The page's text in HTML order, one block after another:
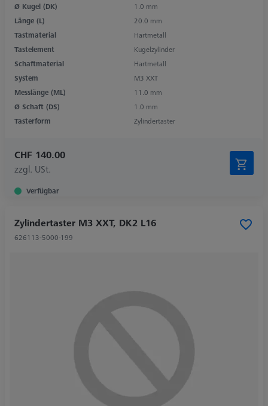
Ø Kugel (DK)
1.0 mm
Länge (L)
20.0 mm
Tastmaterial
Hartmetall
Tastelement
Kugelzylinder
Schaftmaterial
Hartmetall
System
M3 XXT
Messlänge (ML)
11.0 mm
Ø Schaft (DS)
1.0 mm
Tasterform
Zylindertaster
CHF 140.00
zzgl. USt.
Verfügbar
Zylindertaster M3 XXT, DK2 L16
626113-5000-199